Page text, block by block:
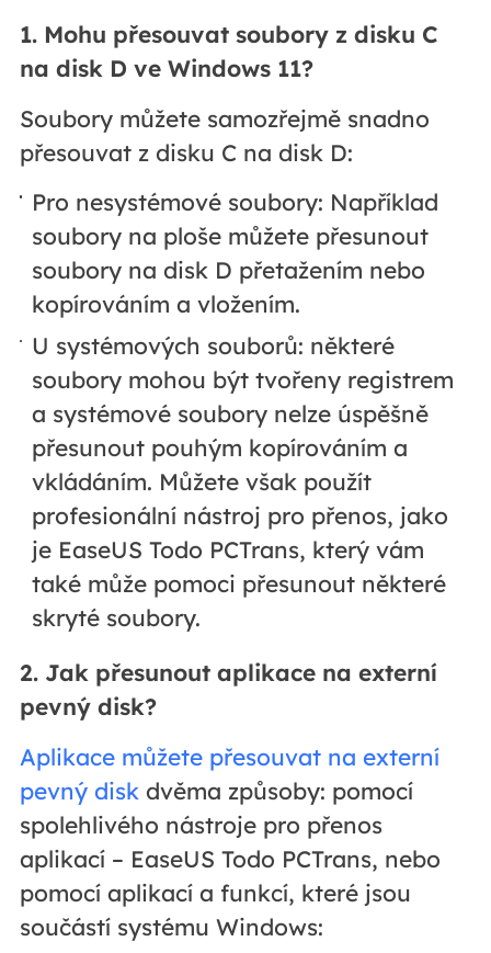
1. Mohu přesouvat soubory z disku C
na disk D ve Windows 11?
Soubory můžete samozřejmě snadno
přesouvat z disku C na disk D:
Pro nesystémové soubory: Například
soubory na ploše můžete přesunout
soubory na disk D přetažením nebo
kopírováním a vložením.
U systémových souborů: některé
soubory mohou být tvořeny registrem
a systémové soubory nelze úspěšně
přesunout pouhým kopírováním a
vkládáním. Můžete však použít
profesionální nástroj pro přenos, jako
je EaseUS Todo PCTrans, který vám
také může pomoci přesunout některé
skryté soubory.
2. Jak přesunout aplikace na externí
pevný disk?
Aplikace můžete přesouvat na externí
pevný diskdvěma způsoby: pomocí
spolehlivého nástroje pro přenos
aplikací – EaseUS Todo PCTrans, nebo
pomocí aplikací a funkcí, které jsou
součástí systému Windows: